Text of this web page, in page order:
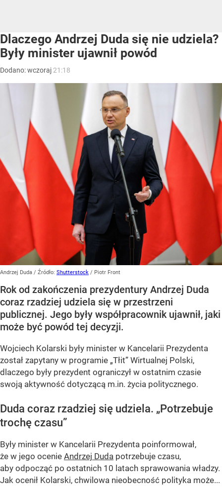
Dlaczego Andrzej Duda się nie udziela?
Były minister ujawnił powód
Dodano:wczoraj 21:18
Andrzej Duda / Źródło: Shutterstock / Piotr Front
Rok od zakończenia prezydentury Andrzej Duda
coraz rzadziej udziela się w przestrzeni
publicznej. Jego były współpracownik ujawnił, jaki
może być powód tej decyzji.
Wojciech Kolarski były minister w Kancelarii Prezydenta
został zapytany w programie „Tłit” Wirtualnej Polski,
dlaczego były prezydent ograniczył w ostatnim czasie
swoją aktywność dotyczącą m.in. życia politycznego.
Duda coraz rzadziej się udziela. „Potrzebuje
trochę czasu”
Były minister w Kancelarii Prezydenta poinformował,
że w jego ocenie Andrzej Duda potrzebuje czasu,
aby odpocząć po ostatnich 10 latach sprawowania władzy.
Jak ocenił Kolarski, chwilowa nieobecność polityka może...